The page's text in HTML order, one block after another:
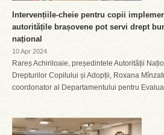
Intervențiile-cheie pentru copii
autoritățile brașovene pot servi drept
național
10 Apr 2024
Rareș Achiriloaie, președintele Autorității
Drepturilor Copilului și Adopții, Roxana
coordonator al Departamentului pentru